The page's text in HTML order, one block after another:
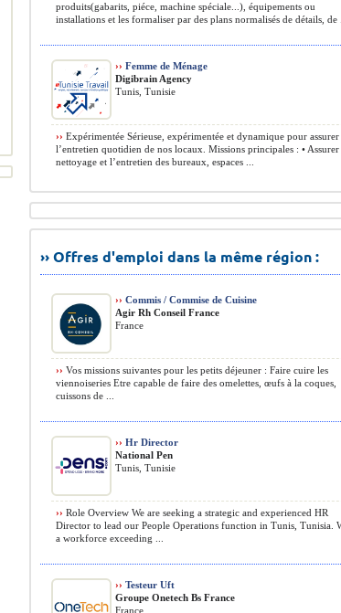
produits(gabarits, piéce, machine spéciale...), équipements ou
installations et les formaliser par des plans normalisés de détails, de
›› Femme de Ménage
Digibrain Agency
Tunis, Tunisie
›› Expérimentée Sérieuse, expérimentée et dynamique pour assurer
l’entretien quotidien de nos locaux. Missions principales : • Assurer
nettoyage et l’entretien des bureaux, espaces ...
›› Offres d'emploi dans la même région :
›› Commis / Commise de Cuisine
Agir Rh Conseil France
France
›› Vos missions suivantes pour les petits déjeuner : Faire cuire les
viennoiseries Etre capable de faire des omelettes, œufs à la coques,
cuissons de ...
›› Hr Director
National Pen
Tunis, Tunisie
›› Role Overview We are seeking a strategic and experienced HR
Director to lead our People Operations function in Tunis, Tunisia.
a workforce exceeding ...
›› Testeur Uft
Groupe Onetech Bs France
France